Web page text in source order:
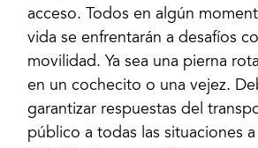
acceso. Todos en algún
vida se enfrentarán a desafíos
movilidad. Ya sea una pierna
en un cochecito o una vejez.
garantizar respuestas del
público a todas las situaciones